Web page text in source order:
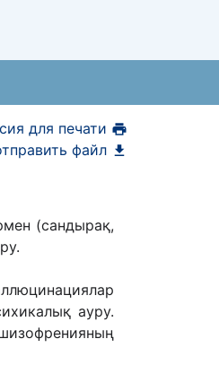
для печати
файл
(сандырақ,
ауру.